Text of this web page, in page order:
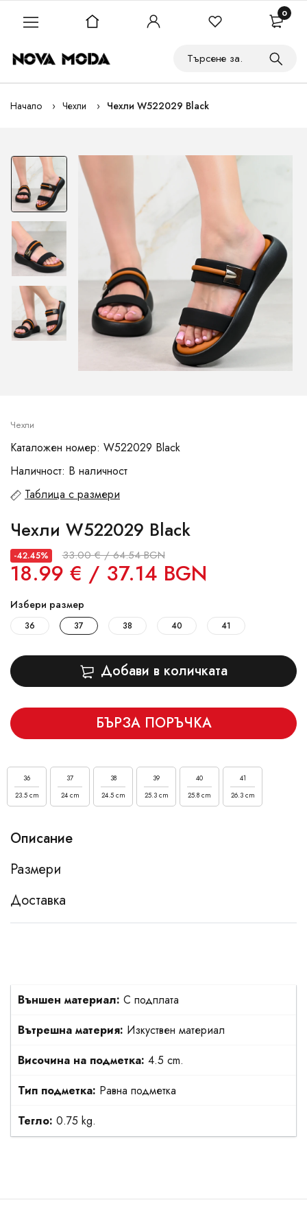
Начало Чехли Чехли W522029 Black
Чехли
Каталожен номер: W522029 Black
Наличност: В наличност
Таблица с размери
Чехли W522029 Black
-42.45% 33.00 € / 64.54 BGN
18.99 € / 37.14 BGN
Избери размер
36 37 38 40 41
Добави в количката
БЪРЗА ПОРЪЧКА
36
23.5 cm
37
24 cm
38
24.5 cm
39
25.3 cm
40
25.8 cm
41
26.3 cm
Описание
Размери
Доставка
Външен материал: С подплата
Вътрешна материя: Изкуствен материал
Височина на подметка: 4.5 cm.
Тип подметка: Равна подметка
Тегло: 0.75 kg.
0